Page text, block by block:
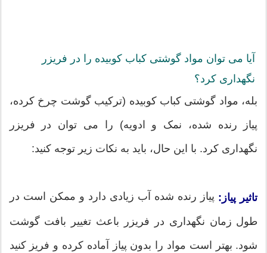
آیا می توان مواد گوشتی کباب کوبیده را در فریزر
نگهداری کرد؟
بله، مواد گوشتی کباب کوبیده (ترکیب گوشت چرخ کرده،
پیاز رنده شده، نمک و ادویه) را می توان در فریزر
نگهداری کرد. با این حال، باید به نکات زیر توجه کنید:
تاثیر پیاز: پیاز رنده شده آب زیادی دارد و ممکن است در
طول زمان نگهداری در فریزر باعث تغییر بافت گوشت
شود. بهتر است مواد را بدون پیاز آماده کرده و فریز کنید